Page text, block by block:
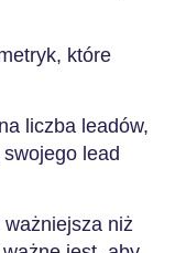
które
liczba leadów,
lead
niż